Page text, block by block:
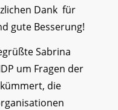
Dank für
gute Besserung!
Sabrina
um Fragen der
die